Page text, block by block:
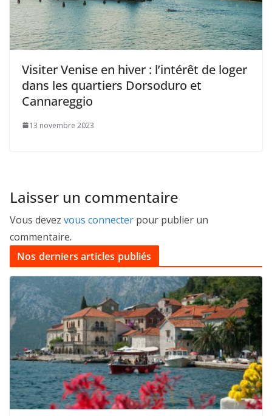
Visiter Venise en hiver : l’intérêt de loger
dans les quartiers Dorsoduro et
Cannareggio
13 novembre 2023
Laisser un commentaire
Vous devez vous connecter pour publier un
commentaire.
Nos derniers articles publiés